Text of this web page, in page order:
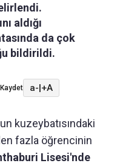
aldığı
da çok
bildirildi.
Kaydet a-|+A
kuzeybatısındaki
fazla öğrencinin
Lisesi'nde